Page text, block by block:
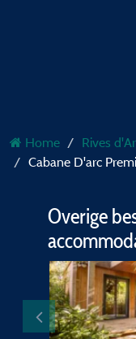
Home
Rives
Cabane D'arc
Overige